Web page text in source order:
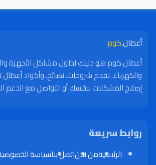
أعطال.كوم
أعطال.كوم هو دليلك لحلول مشاكل الأجهزة
والكهرباء. نقدم شروحات، نصائح، وأكواد
إصلاح المشكلات بنفسك أو التواصل مع الدعم
روابط سريعة
الرئيسيةمن نحناتصل بناسياسة